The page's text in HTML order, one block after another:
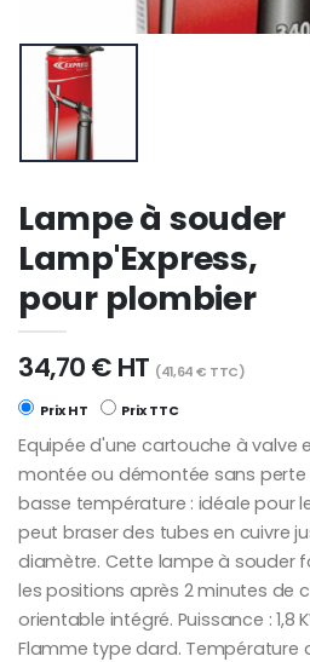
Lampe à souder
Lamp'Express,
pour plombier
34,70 € HT (41,64 € TTC)
Prix HT Prix TTC
Equipée d'une cartouche à valve
montée ou démontée sans perte
basse température : idéale pour
peut braser des tubes en cuivre
diamètre. Cette lampe à souder
les positions après 2 minutes de
orientable intégré. Puissance : 1,8
Flamme type dard. Température